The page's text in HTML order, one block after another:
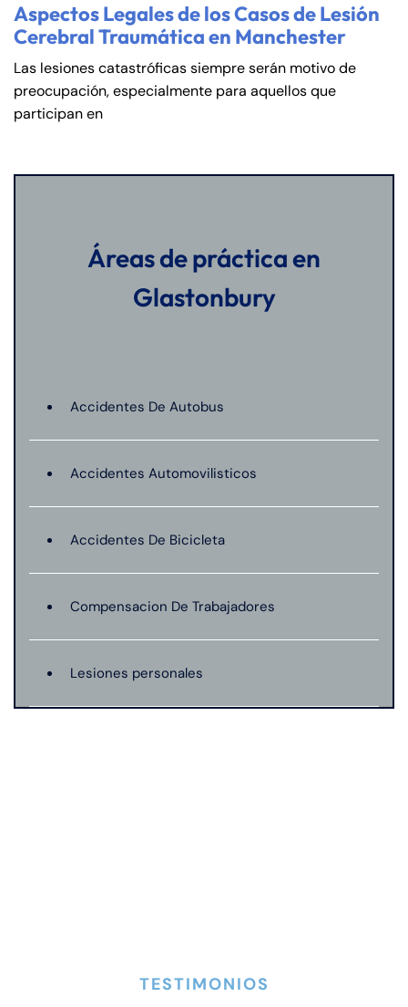
Aspectos Legales de los Casos de Lesión
Cerebral Traumática en Manchester
Las lesiones catastróficas siempre serán motivo de
preocupación, especialmente para aquellos que
participan en
Áreas de práctica en
Glastonbury
Accidentes De Autobus
Accidentes Automovilisticos
Accidentes De Bicicleta
Compensacion De Trabajadores
Lesiones personales
TESTIMONIOS